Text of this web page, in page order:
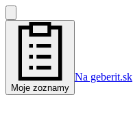
Moje zoznamy
Na geberit.sk